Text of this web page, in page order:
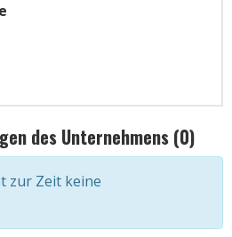
des Unternehmens (0)
zur Zeit keine